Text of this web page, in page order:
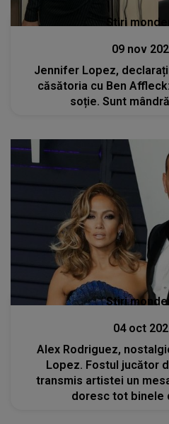
Stiri
09 nov
Jennifer Lopez,
căsătoria cu Ben
soție. Sunt
Stiri
04 oct
Alex Rodriguez,
Lopez. Fostul jucător
transmis artistei un
doresc tot binele